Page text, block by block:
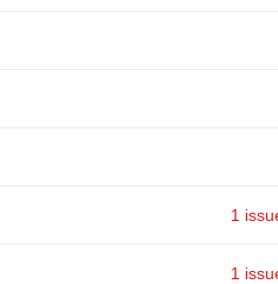
1
1